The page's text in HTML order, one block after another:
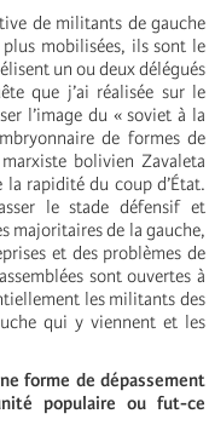
de militants de gauche
mobilisées, ils sont le
un ou deux délégués
que j’ai réalisée sur le
l’image du « soviet à la
de formes de
bolivien Zavaleta
rapidité du coup d’État.
le stade défensif et
majoritaires de la gauche,
et des problèmes de
sont ouvertes à
les militants des
qui y viennent et les
forme de dépassement
populaire ou fut-ce